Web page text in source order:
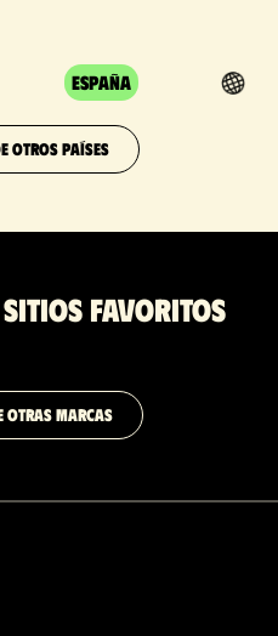
España
OTROS PAÍSES
sitios favoritos
OTRAS MARCAS